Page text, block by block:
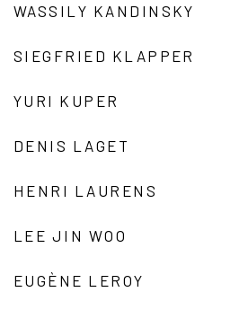
WASSILY KANDINSKY
SIEGFRIED KLAPPER
YURI KUPER
DENIS LAGET
HENRI LAURENS
LEE JIN WOO
EUGÈNE LEROY